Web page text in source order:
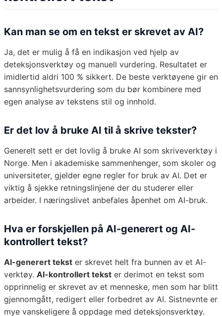
Kan man se om en tekst er skrevet av AI?
Ja, det er mulig å få en indikasjon ved hjelp av
deteksjonsverktøy og manuell vurdering. Resultatet er
imidlertid aldri 100 % sikkert. De beste verktøyene gir en
sannsynlighetsvurdering som du bør kombinere med
egen analyse av tekstens stil og innhold.
Er det lov å bruke AI til å skrive tekster?
Generelt sett er det lovlig å bruke AI som skriveverktøy i
Norge. Men i akademiske sammenhenger, som skoler og
universiteter, gjelder egne regler for bruk av AI. Det er
viktig å sjekke retningslinjene der du studerer eller
arbeider. I næringslivet anbefales åpenhet om AI-bruk.
Hva er forskjellen på AI-generert og AI-
kontrollert tekst?
AI-generert tekst er skrevet helt fra bunnen av et AI-
verktøy. AI-kontrollert tekst er derimot en tekst som
opprinnelig er skrevet av et menneske, men som har blitt
gjennomgått, redigert eller forbedret av AI. Sistnevnte er
mye vanskeligere å oppdage med deteksjonsverktøy.